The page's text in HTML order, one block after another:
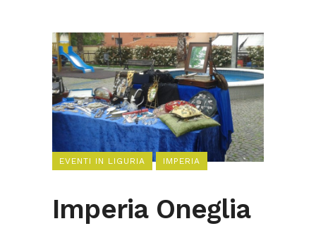
EVENTI IN LIGURIA IMPERIA
Imperia Oneglia